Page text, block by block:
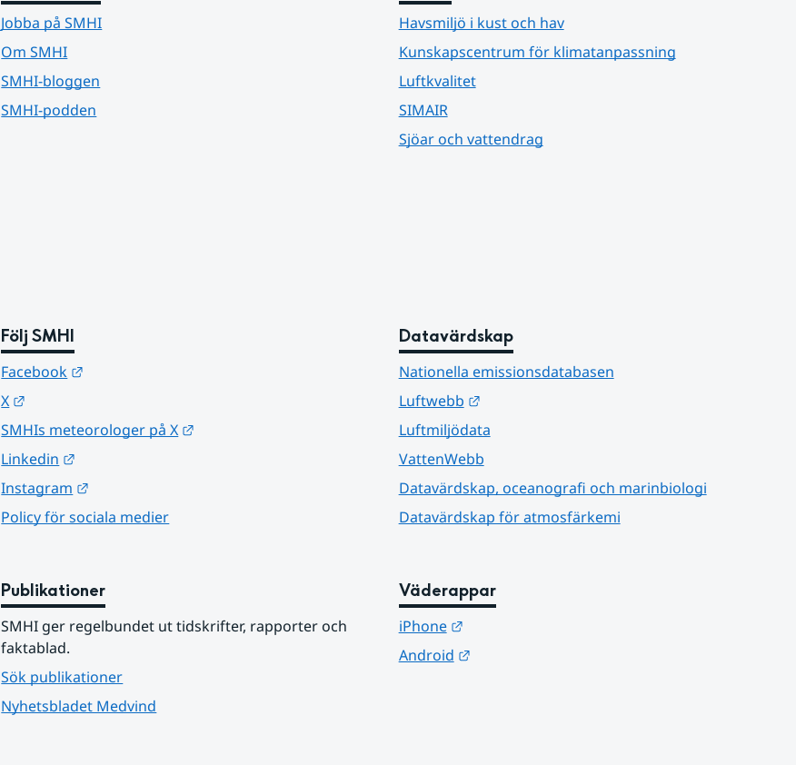
Jobba på SMHI
Om SMHI
SMHI-bloggen
SMHI-podden
Havsmiljö i kust och hav
Kunskapscentrum för klimatanpassning
Luftkvalitet
SIMAIR
Sjöar och vattendrag
Följ SMHI
Facebook
X
SMHIs meteorologer på X
Linkedin
Instagram
Policy för sociala medier
Datavärdskap
Nationella emissionsdatabasen
Luftwebb
Länk till annan webbplats.
Luftmiljödata
VattenWebb
Datavärdskap, oceanografi och marinbiologi
Datavärdskap för atmosfärkemi
Publikationer
SMHI ger regelbundet ut tidskrifter, rapporter och
faktablad.
Sök publikationer
Nyhetsbladet Medvind
Väderappar
iPhone
Länk till annan webbplats.
Android
Länk till annan webbplats.